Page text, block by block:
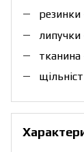
липучки
тканина